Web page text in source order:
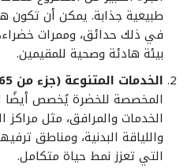
طبيعية جذابة. يمكن أن تكون
في ذلك حدائق، وممرات
بيئة هادئة وصحية للمقيمين.
الخدمات المتنوعة (جزء من 65%):
المخصصة للخضرة يُخصص أيضًا
الخدمات والمرافق، مثل
واللياقة البدنية، ومناطق
التي تعزز نمط حياة متكامل.